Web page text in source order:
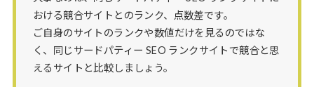
おける競合サイトとのランク、点数差です。
ご自身のサイトのランクや数値だけを見るのではな
く、同じサードパティー SEO ランクサイトで競合と思
えるサイトと比較しましょう。